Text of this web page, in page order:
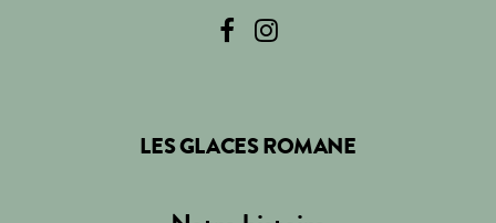
LES GLACES ROMANE